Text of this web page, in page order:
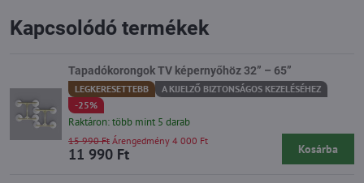
Kapcsolódó termékek
Tapadókorongok TV képernyőhöz 32” – 65”
LEGKERESETTEBB
A KIJELZŐ BIZTONSÁGOS KEZELÉSÉHEZ
-25%
Raktáron: több mint 5 darab
11 990 Ft
15 990 Ft Árengedmény 4 000 Ft
Kosárba